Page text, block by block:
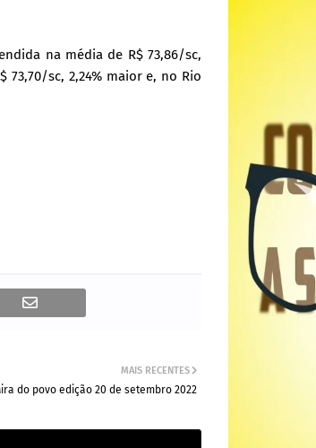
na média de R$ 73,86/sc,
sc, 2,24% maior e, no Rio
MAIS RECENTES
do povo edição 20 de setembro 2022